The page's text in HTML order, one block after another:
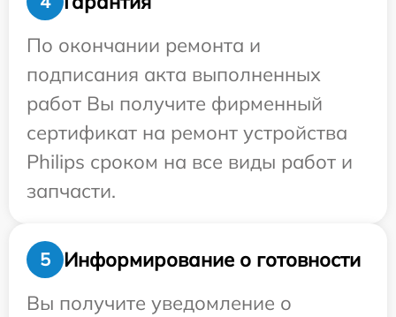
По окончании ремонта и
подписания акта выполненных
работ Вы получите фирменный
сертификат на ремонт устройства
Philips сроком на все виды работ и
запчасти.
5
Информирование о готовности
Вы получите уведомление о